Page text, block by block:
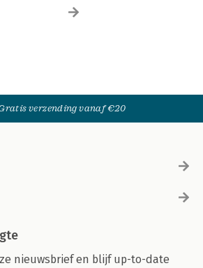
verzending vanaf €20
nieuwsbrief en blijf up-to-date